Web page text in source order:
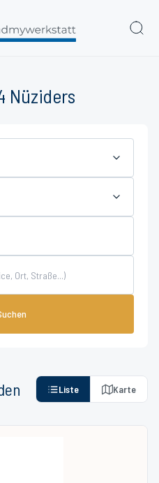
Nüziders
Liste Karte